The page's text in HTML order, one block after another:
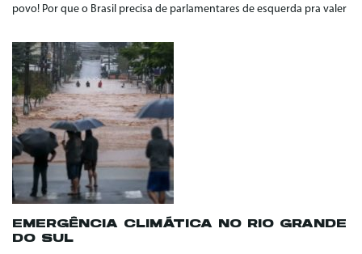
povo! Por que o Brasil precisa de parlamentares de esquerda pra valer
EMERGÊNCIA CLIMÁTICA NO RIO GRANDE
DO SUL